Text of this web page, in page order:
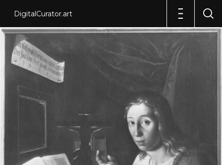
DigitalCurator.art